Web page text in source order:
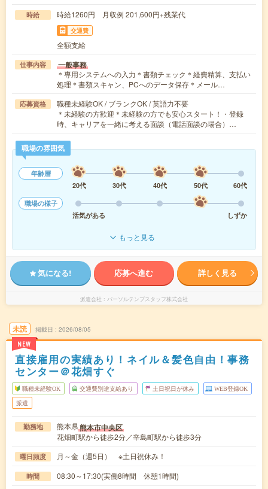
時給 時給1260円 月収例 201,600円+残業代
交通費
全額支給
仕事内容 一般事務
＊専用システムへの入力＊書類チェック＊経費精算、支払い
処理＊書類スキャン、PCへのデータ保存＊メール…
応募資格
職種未経験OK / ブランクOK / 英語力不要
＊未経験の方歓迎＊未経験の方でも安心スタート！・登録
時、キャリアを一緒に考える面談（電話面談の場合）…
職場の雰囲気
年齢層
20代
30代 40代 50代
60代
職場の様子
活気がある
しずか
もっと見る
気になる! 応募へ進む 詳しく見る
派遣会社 パーソルテンプスタッフ株式会社
未読
NEW
掲載日 2026/08/05
直接雇用の実績あり！ネイル＆髪色自由！事務
センター＠花畑すぐ
職種未経験OK 交通費別途支給あり 土日祝日が休み WEB登録OK
派遣
勤務地 熊本県熊本市中央区
花畑町駅から徒歩2分／辛島町駅から徒歩3分
曜日頻度 月～金（週5日） ※土日祝休み！
時間 08:30～17:30(実働8時間 休憩1時間)